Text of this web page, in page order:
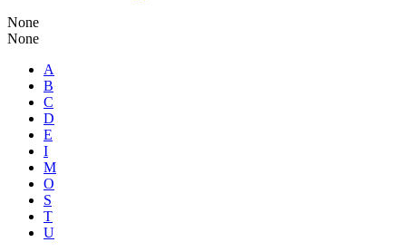
None
None
A
B
C
D
E
I
M
O
S
T
U